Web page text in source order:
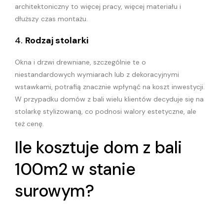
architektoniczny to więcej pracy, więcej materiału i
dłuższy czas montażu.
4. Rodzaj stolarki
Okna i drzwi drewniane, szczególnie te o
niestandardowych wymiarach lub z dekoracyjnymi
wstawkami, potrafią znacznie wpłynąć na koszt inwestycji.
W przypadku domów z bali wielu klientów decyduje się na
stolarkę stylizowaną, co podnosi walory estetyczne, ale
też cenę.
Ile kosztuje dom z bali
100m2 w stanie
surowym?